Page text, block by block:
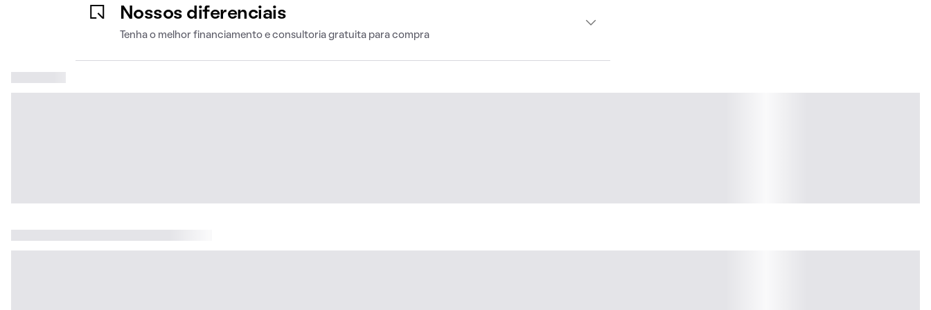
Nossos diferenciais
Tenha o melhor financiamento e consultoria gratuita para compra